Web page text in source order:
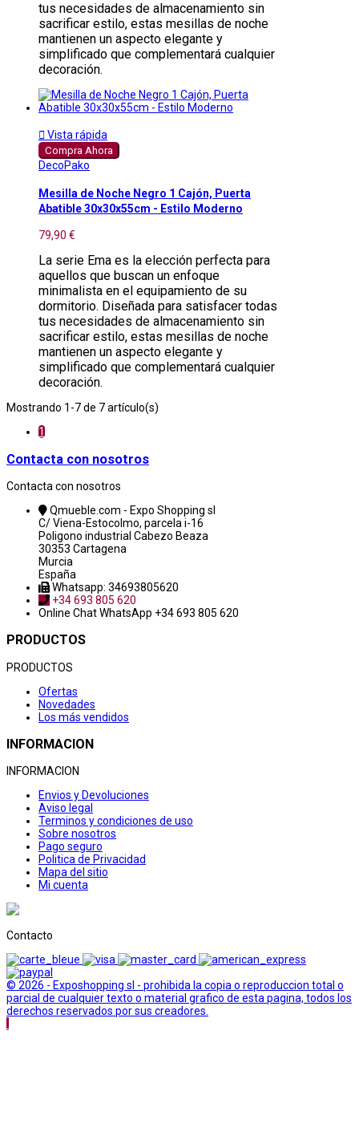
tus necesidades de almacenamiento sin
sacrificar estilo, estas mesillas de noche
mantienen un aspecto elegante y
simplificado que complementará cualquier
decoración.
 Vista rápida
Compra Ahora
DecoPako
Mesilla de Noche Negro 1 Cajón, Puerta
Abatible 30x30x55cm - Estilo Moderno
79,90 €
La serie Ema es la elección perfecta para
aquellos que buscan un enfoque
minimalista en el equipamiento de su
dormitorio. Diseñada para satisfacer todas
tus necesidades de almacenamiento sin
sacrificar estilo, estas mesillas de noche
mantienen un aspecto elegante y
simplificado que complementará cualquier
decoración.
Mostrando 1-7 de 7 artículo(s)
1
Contacta con nosotros
Contacta con nosotros
Qmueble.com - Expo Shopping sl
C/ Viena-Estocolmo, parcela i-16
Poligono industrial Cabezo Beaza
30353 Cartagena
Murcia
España
Whatsapp: 34693805620
+34 693 805 620
Online ChatWhatsApp +34 693 805 620
PRODUCTOS
PRODUCTOS
Ofertas
Novedades
Los más vendidos
INFORMACION
INFORMACION
Envios y Devoluciones
Aviso legal
Terminos y condiciones de uso
Sobre nosotros
Pago seguro
Politica de Privacidad
Mapa del sitio
Mi cuenta
Contacto
© 2026 - Exposhopping sl - prohibida la copia o reproduccion total o
parcial de cualquier texto o material grafico de esta pagina, todos los
derechos reservados por sus creadores.